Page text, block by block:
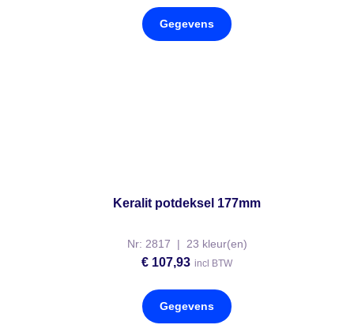
Gegevens
Keralit potdeksel 177mm
Nr: 2817 | 23 kleur(en)
€ 107,93 incl BTW
Gegevens